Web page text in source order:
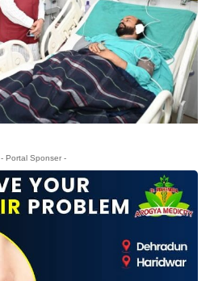
- Portal Sponser -